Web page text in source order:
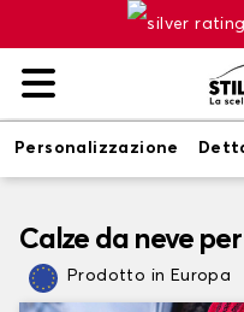
Personalizzazione
Calze da neve per
Prodotto in Europa